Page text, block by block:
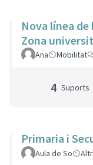
Nova línea
Zona
Ana Mobilitat
4 Suports
Primaria i
Aula de So